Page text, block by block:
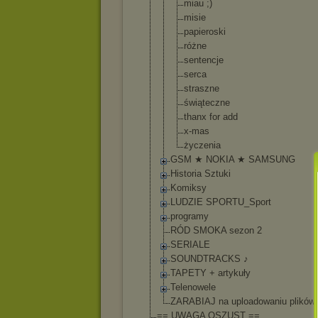
miau ;)
misie
papieroski
różne
sentencje
serca
straszne
świąteczne
thanx for add
x-mas
życzenia
GSM ★ NOKIA ★ SAMSUNG
Historia Sztuki
Komiksy
LUDZIE SPORTU_Sport
programy
RÓD SMOKA sezon 2
SERIALE
SOUNDTRACKS ♪
TAPETY + artykuły
Telenowele
ZARABIAJ na uploadowaniu plików
== UWAGA OSZUST ==